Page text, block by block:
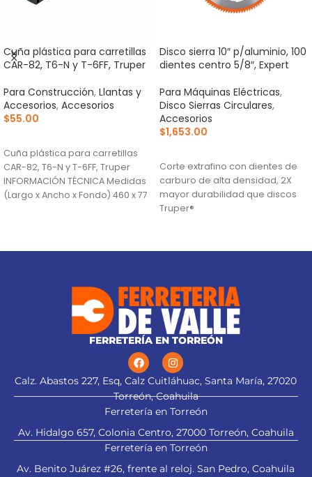
Cuña plástica para carretillas
CAR-82, T6-N y T-6FF, Truper
Para Construcción, Llantas y
Accesorios, Accesorios
$55.00
Cuña plástica para carretillas
CAR-82, T6-N y T-6FF, Truper
INFORMACIÓN TÉCNICA Medidas
(Largo x Ancho x Fondo) 460 x 77
Disco sierra 10″ p/aluminio, 100
dientes centro 5/8″, Expert
Para Máquinas Eléctricas,
Disco Sierras Circulares,
Accesorios
$1,653.00
Corte extrafino con dientes de
carburo de alta densidad, 2X
mayor durabilidad que discos
Truper®
proporciona mejor acabado
trapezoidal para cortes limpios
FERRETERÍA EN TORREÓN
Calz. Abastos 227, Esq, Calz Cuitláhuac, Santa María, 27020
Torreón, Coahuila
Ferretería en Torreón
Av. Hidalgo 657, Colonia Centro, 27000 Torreón, Coahuila
Ferretería en Torreón
Av. Benito Juárez #26, frente al reloj. San Pedro, Coahuila